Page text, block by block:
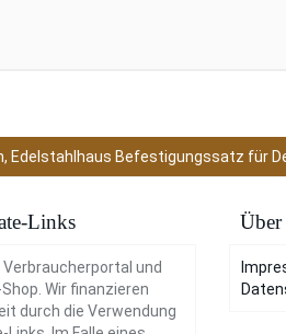
Edelstahlhaus Befestigungssatz für
Links
Verbraucherportal und
Wir finanzieren
durch die Verwendung
Über